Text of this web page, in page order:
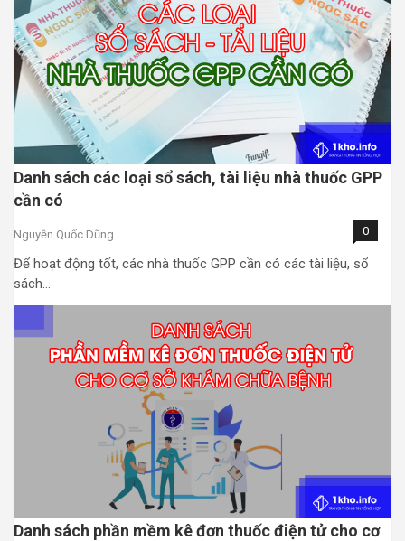
Danh sách các loại sổ sách, tài liệu nhà thuốc GPP
cần có
Nguyễn Quốc Dũng 0
Để hoạt động tốt, các nhà thuốc GPP cần có các tài liệu, sổ
sách…
Danh sách phần mềm kê đơn thuốc điện tử cho cơ